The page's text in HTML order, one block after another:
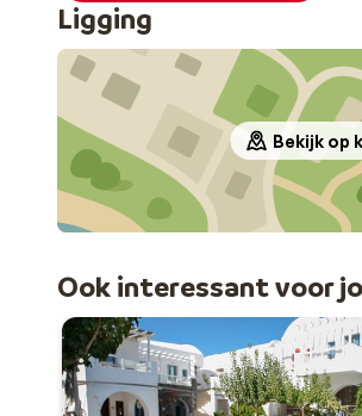
Ligging
Bekijk op
Ook interessant voor